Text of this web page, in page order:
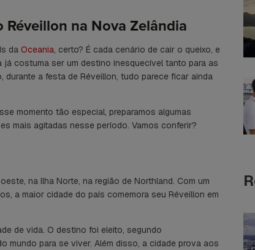
Réveillon na Nova Zelândia
da Oceania, certo? É cada cenário de cair o queixo, e
costuma ser um destino inesquecível tanto para as
durante a festa de Réveillon, tudo parece ficar ainda
momento tão especial, preparamos algumas
mais agitadas nesse período. Vamos conferir?
na Ilha Norte, na região de Northland. Com um
a maior cidade do país comemora seu Réveillon em
de vida. O destino foi eleito, segundo
mundo para se viver. Além disso, a cidade prova aos